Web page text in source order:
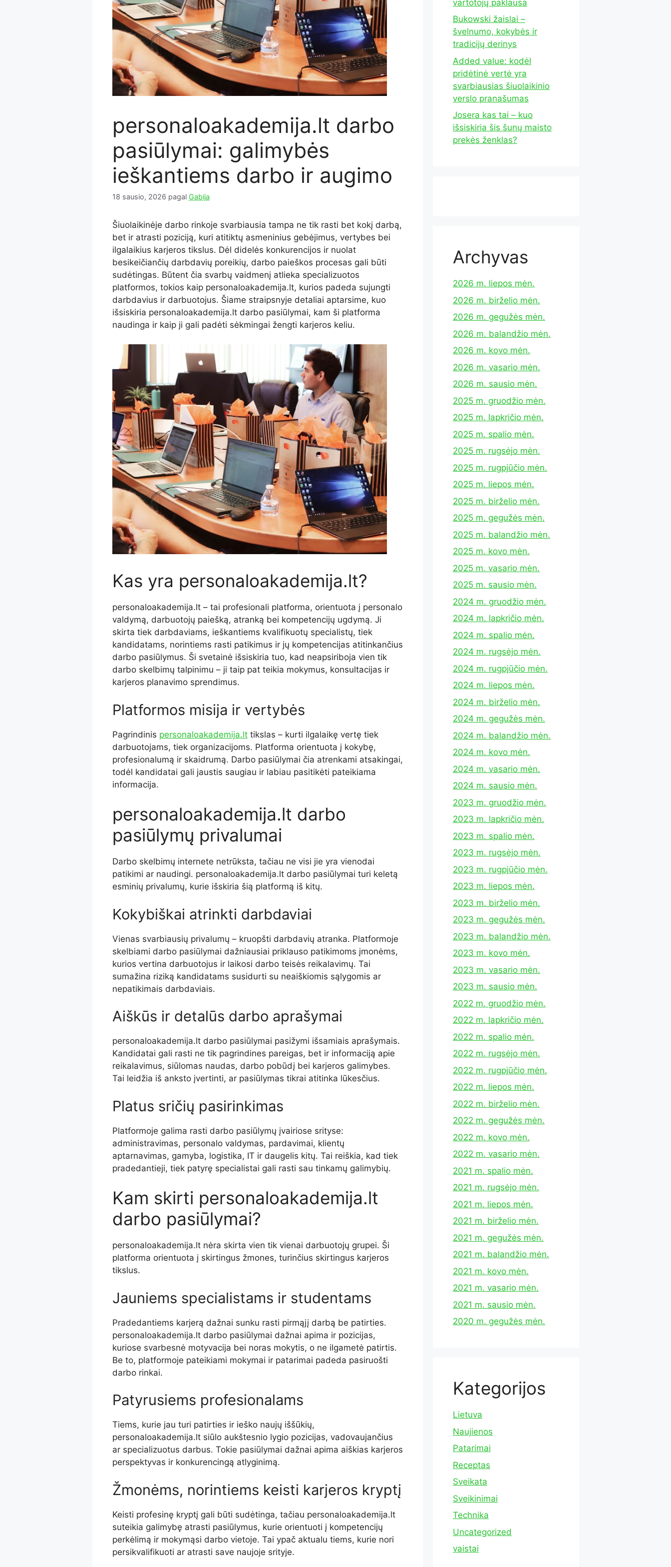
personaloakademija.lt darbo
pasiūlymai: galimybės
ieškantiems darbo ir augimo
18 sausio, 2026 pagal Gabija
Šiuolaikinėje darbo rinkoje svarbiausia tampa ne tik rasti bet kokį darbą,
bet ir atrasti poziciją, kuri atitiktų asmeninius gebėjimus, vertybes bei
ilgalaikius karjeros tikslus. Dėl didelės konkurencijos ir nuolat
besikeičiančių darbdavių poreikių, darbo paieškos procesas gali būti
sudėtingas. Būtent čia svarbų vaidmenį atlieka specializuotos
platformos, tokios kaip personaloakademija.lt, kurios padeda sujungti
darbdavius ir darbuotojus. Šiame straipsnyje detaliai aptarsime, kuo
išsiskiria personaloakademija.lt darbo pasiūlymai, kam ši platforma
naudinga ir kaip ji gali padėti sėkmingai žengti karjeros keliu.
Kas yra personaloakademija.lt?
personaloakademija.lt – tai profesionali platforma, orientuota į personalo
valdymą, darbuotojų paiešką, atranką bei kompetencijų ugdymą. Ji
skirta tiek darbdaviams, ieškantiems kvalifikuotų specialistų, tiek
kandidatams, norintiems rasti patikimus ir jų kompetencijas atitinkančius
darbo pasiūlymus. Ši svetainė išsiskiria tuo, kad neapsiriboja vien tik
darbo skelbimų talpinimu – ji taip pat teikia mokymus, konsultacijas ir
karjeros planavimo sprendimus.
Platformos misija ir vertybės
Pagrindinis personaloakademija.lttikslas – kurti ilgalaikę vertę tiek
darbuotojams, tiek organizacijoms. Platforma orientuota į kokybę,
profesionalumą ir skaidrumą. Darbo pasiūlymai čia atrenkami atsakingai,
todėl kandidatai gali jaustis saugiau ir labiau pasitikėti pateikiama
informacija.
personaloakademija.lt darbo
pasiūlymų privalumai
Darbo skelbimų internete netrūksta, tačiau ne visi jie yra vienodai
patikimi ar naudingi. personaloakademija.lt darbo pasiūlymai turi keletą
esminių privalumų, kurie išskiria šią platformą iš kitų.
Kokybiškai atrinkti darbdaviai
Vienas svarbiausių privalumų – kruopšti darbdavių atranka. Platformoje
skelbiami darbo pasiūlymai dažniausiai priklauso patikimoms įmonėms,
kurios vertina darbuotojus ir laikosi darbo teisės reikalavimų. Tai
sumažina riziką kandidatams susidurti su neaiškiomis sąlygomis ar
nepatikimais darbdaviais.
Aiškūs ir detalūs darbo aprašymai
personaloakademija.lt darbo pasiūlymai pasižymi išsamiais aprašymais.
Kandidatai gali rasti ne tik pagrindines pareigas, bet ir informaciją apie
reikalavimus, siūlomas naudas, darbo pobūdį bei karjeros galimybes.
Tai leidžia iš anksto įvertinti, ar pasiūlymas tikrai atitinka lūkesčius.
Platus sričių pasirinkimas
Platformoje galima rasti darbo pasiūlymų įvairiose srityse:
administravimas, personalo valdymas, pardavimai, klientų
aptarnavimas, gamyba, logistika, IT ir daugelis kitų. Tai reiškia, kad tiek
pradedantieji, tiek patyrę specialistai gali rasti sau tinkamų galimybių.
Kam skirti personaloakademija.lt
darbo pasiūlymai?
personaloakademija.lt nėra skirta vien tik vienai darbuotojų grupei. Ši
platforma orientuota į skirtingus žmones, turinčius skirtingus karjeros
tikslus.
Jauniems specialistams ir studentams
Pradedantiems karjerą dažnai sunku rasti pirmąjį darbą be patirties.
personaloakademija.lt darbo pasiūlymai dažnai apima ir pozicijas,
kuriose svarbesnė motyvacija bei noras mokytis, o ne ilgametė patirtis.
Be to, platformoje pateikiami mokymai ir patarimai padeda pasiruošti
darbo rinkai.
Patyrusiems profesionalams
Tiems, kurie jau turi patirties ir ieško naujų iššūkių,
personaloakademija.lt siūlo aukštesnio lygio pozicijas, vadovaujančius
ar specializuotus darbus. Tokie pasiūlymai dažnai apima aiškias karjeros
perspektyvas ir konkurencingą atlyginimą.
Žmonėms, norintiems keisti karjeros kryptį
Keisti profesinę kryptį gali būti sudėtinga, tačiau personaloakademija.lt
suteikia galimybę atrasti pasiūlymus, kurie orientuoti į kompetencijų
perkėlimą ir mokymąsi darbo vietoje. Tai ypač aktualu tiems, kurie nori
persikvalifikuoti ar atrasti save naujoje srityje.
vartotojų paklausa
Bukowski žaislai –
švelnumo, kokybės ir
tradicijų derinys
Added value: kodėl
pridėtinė vertė yra
svarbiausias šiuolaikinio
verslo pranašumas
Josera kas tai – kuo
išsiskiria šis šunų maisto
prekės ženklas?
Archyvas
2026 m. liepos mėn.
2026 m. birželio mėn.
2026 m. gegužės mėn.
2026 m. balandžio mėn.
2026 m. kovo mėn.
2026 m. vasario mėn.
2026 m. sausio mėn.
2025 m. gruodžio mėn.
2025 m. lapkričio mėn.
2025 m. spalio mėn.
2025 m. rugsėjo mėn.
2025 m. rugpjūčio mėn.
2025 m. liepos mėn.
2025 m. birželio mėn.
2025 m. gegužės mėn.
2025 m. balandžio mėn.
2025 m. kovo mėn.
2025 m. vasario mėn.
2025 m. sausio mėn.
2024 m. gruodžio mėn.
2024 m. lapkričio mėn.
2024 m. spalio mėn.
2024 m. rugsėjo mėn.
2024 m. rugpjūčio mėn.
2024 m. liepos mėn.
2024 m. birželio mėn.
2024 m. gegužės mėn.
2024 m. balandžio mėn.
2024 m. kovo mėn.
2024 m. vasario mėn.
2024 m. sausio mėn.
2023 m. gruodžio mėn.
2023 m. lapkričio mėn.
2023 m. spalio mėn.
2023 m. rugsėjo mėn.
2023 m. rugpjūčio mėn.
2023 m. liepos mėn.
2023 m. birželio mėn.
2023 m. gegužės mėn.
2023 m. balandžio mėn.
2023 m. kovo mėn.
2023 m. vasario mėn.
2023 m. sausio mėn.
2022 m. gruodžio mėn.
2022 m. lapkričio mėn.
2022 m. spalio mėn.
2022 m. rugsėjo mėn.
2022 m. rugpjūčio mėn.
2022 m. liepos mėn.
2022 m. birželio mėn.
2022 m. gegužės mėn.
2022 m. kovo mėn.
2022 m. vasario mėn.
2021 m. spalio mėn.
2021 m. rugsėjo mėn.
2021 m. liepos mėn.
2021 m. birželio mėn.
2021 m. gegužės mėn.
2021 m. balandžio mėn.
2021 m. kovo mėn.
2021 m. vasario mėn.
2021 m. sausio mėn.
2020 m. gegužės mėn.
Kategorijos
Lietuva
Naujienos
Patarimai
Receptas
Sveikata
Sveikinimai
Technika
Uncategorized
vaistai